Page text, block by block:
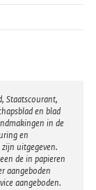
Staatscourant,
en blad
in de
en
uitgegeven.
de in papieren
aangeboden
aangeboden.